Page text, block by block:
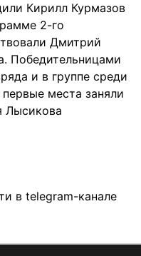
Кирилл Курмазов
2-го
Дмитрий
Победительницами
и в группе среди
места заняли
Лысикова
в telegram-канале